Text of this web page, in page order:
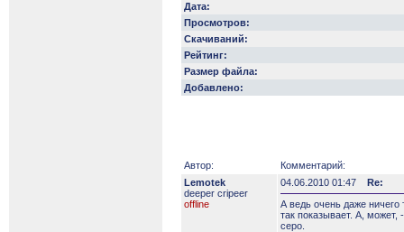
Дата:
Просмотров:
Скачиваний:
Рейтинг:
Размер файла:
Добавлено:
Автор:
Комментарий:
Lemotek
deeper сripeer
offline
04.06.2010 01:47
Re:
А ведь очень даже
так показывает. А,
серо.